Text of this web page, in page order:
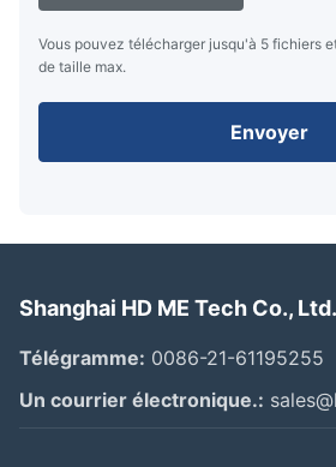
Vous pouvez télécharger jusqu'à 5 fichiers
de taille max.
Envoyer
Shanghai HD ME Tech Co., Ltd.
Télégramme: 0086-21-61195255
Un courrier électronique.: